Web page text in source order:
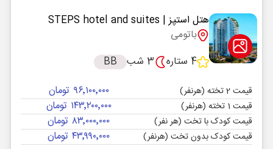
هتل استپز| STEPS hotel and suites
باتومی
4 ستاره
3 شب BB
قیمت 2 تخته (هرنفر) ۹۶٬۱۰۰٬۰۰۰ تومان
قیمت 1 تخته (هرنفر) ۱۴۳٬۲۰۰٬۰۰۰ تومان
قیمت کودک با تخت (هر نفر) ۸۳٬۰۰۰٬۰۰۰ تومان
قیمت کودک بدون تخت (هرنفر) ۴۳٬۹۹۰٬۰۰۰ تومان